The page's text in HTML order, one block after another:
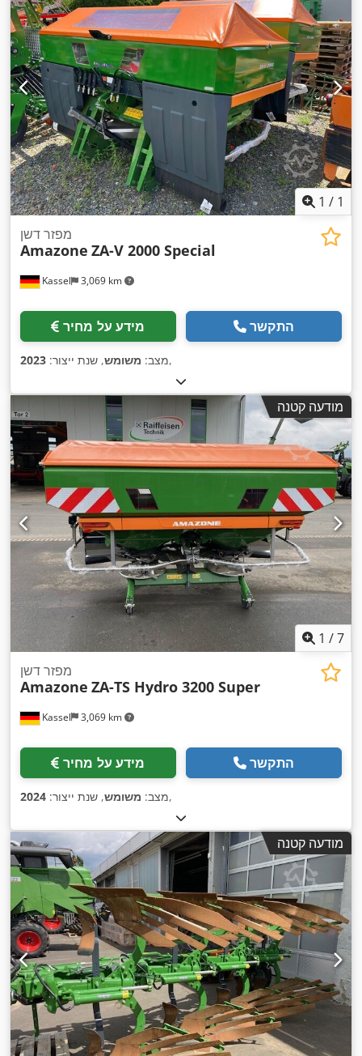
1 / 1
Kassel 3,069 km
מפזר דשן
Amazone ZA-V 2000 Special
מידע על מחיר התקשר
מצב: משומש, שנת ייצור: 2023 ,
מודעה קטנה
1 /7
Kassel 3,069 km
מפזר דשן
Amazone ZA-TS Hydro 3200 Super
מידע על מחיר התקשר
מצב: משומש, שנת ייצור: 2024 ,
מודעה קטנה